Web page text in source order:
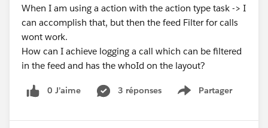
When I am using a action with the action type task -> I
can accomplish that, but then the feed Filter for calls
wont work.
How can I achieve logging a call which can be filtered
in the feed and has the whoId on the layout?
0 J’aime 3 réponses Partager
Show menu